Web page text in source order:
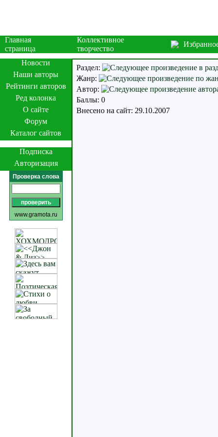
Главная
страница
Коллективное
творчество
Новости
Наши авторы
Рейтинги авторов
Ред колонка
О сайте
Форум
Каталог сайтов
Подписка
Авторизация
Проверка слова
www.gramota.ru
Раздел:
Жанр:
Автор:
Баллы: 0
Внесено на сайт: 29.10.2007